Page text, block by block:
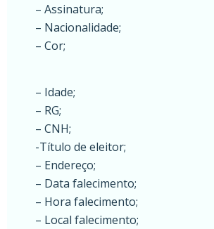
– Assinatura;
– Nacionalidade;
– Cor;
– Idade;
– RG;
– CNH;
-Título de eleitor;
– Endereço;
– Data falecimento;
– Hora falecimento;
– Local falecimento;